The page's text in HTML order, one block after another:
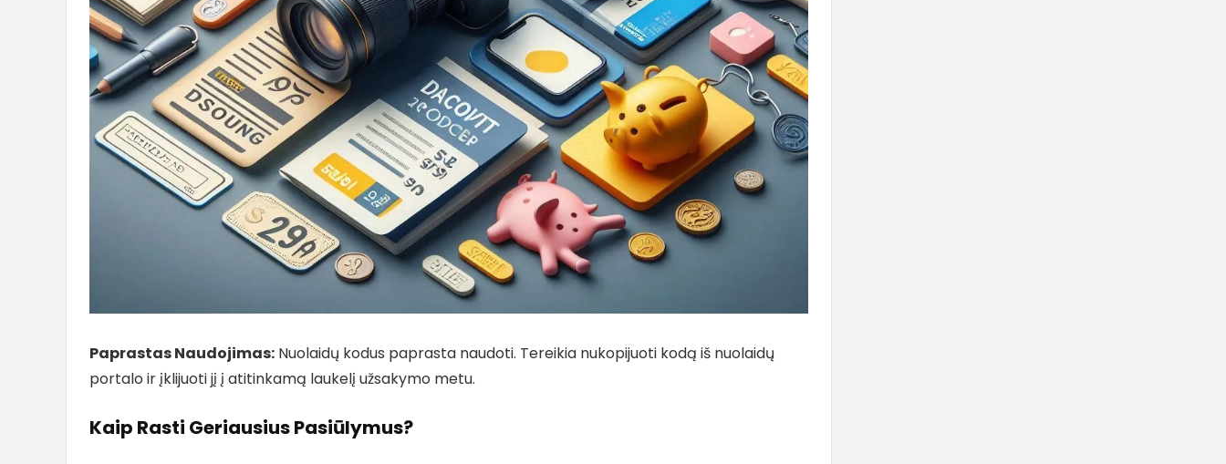
Paprastas Naudojimas: Nuolaidų kodus paprasta naudoti. Tereikia nukopijuoti kodą iš nuolaidų
portalo ir įklijuoti jį į atitinkamą laukelį užsakymo metu.
Kaip Rasti Geriausius Pasiūlymus?